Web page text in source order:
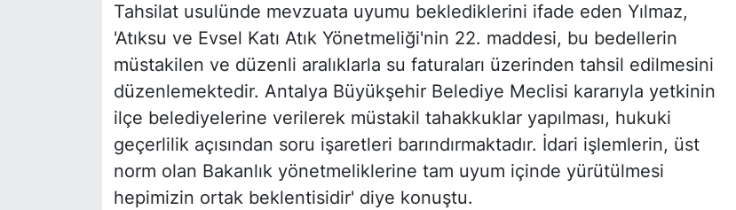
Tahsilat usulünde mevzuata uyumu beklediklerini ifade eden Yılmaz,
'Atıksu ve Evsel Katı Atık Yönetmeliği'nin 22. maddesi, bu bedellerin
müstakilen ve düzenli aralıklarla su faturaları üzerinden tahsil edilmesini
düzenlemektedir. Antalya Büyükşehir Belediye Meclisi kararıyla yetkinin
ilçe belediyelerine verilerek müstakil tahakkuklar yapılması, hukuki
geçerlilik açısından soru işaretleri barındırmaktadır. İdari işlemlerin, üst
norm olan Bakanlık yönetmeliklerine tam uyum içinde yürütülmesi
hepimizin ortak beklentisidir' diye konuştu.